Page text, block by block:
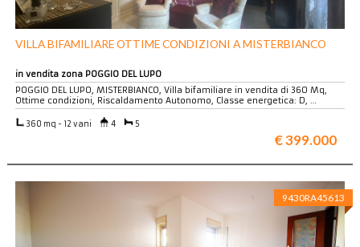
VILLA BIFAMILIARE OTTIME CONDIZIONI A MISTERBIANCO
in vendita zona POGGIO DEL LUPO
POGGIO DEL LUPO, MISTERBIANCO, Villa bifamiliare in vendita di 360 Mq,
Ottime condizioni, Riscaldamento Autonomo, Classe energetica: D, …
360 mq - 12 vani 4 5
€ 399.000
9430RA45613